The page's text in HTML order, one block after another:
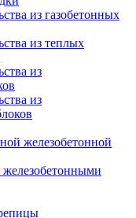
из газобетонных
из теплых
из
из
железобетонной